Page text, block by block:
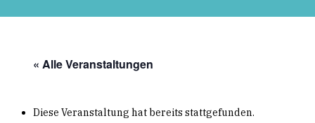
« Alle Veranstaltungen
Diese Veranstaltung hat bereits stattgefunden.